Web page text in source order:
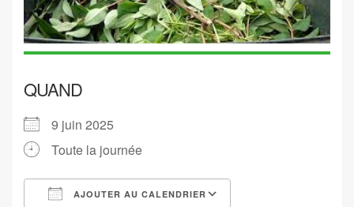
QUAND
9 juin 2025
Toute la journée
AJOUTER AU CALENDRIER